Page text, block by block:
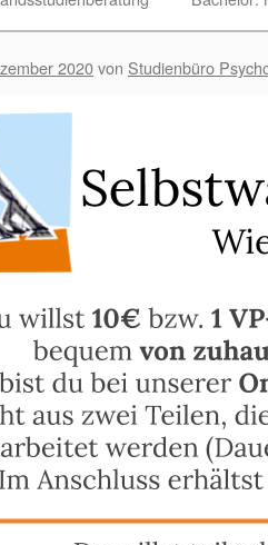
2020von Studienbüro